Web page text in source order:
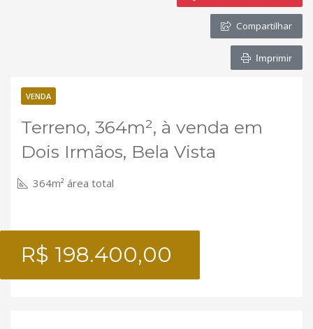
Compartilhar
Imprimir
VENDA
Terreno, 364m², à venda em
Dois Irmãos, Bela Vista
364m² área total
R$ 198.400,00